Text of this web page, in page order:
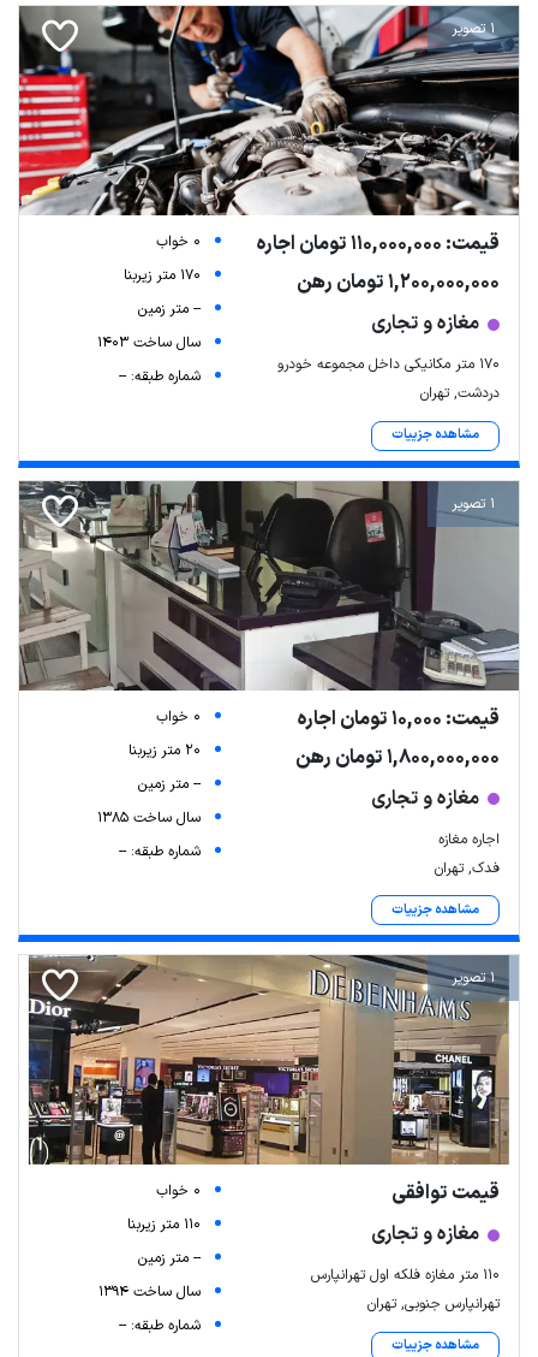
1 تصویر
قیمت: 110,000,000 تومان اجاره
1,200,000,000 تومان رهن
مغازه و تجاری
۱۷۰ متر مکانیکی داخل مجموعه خودرو
دردشت, تهران
مشاهده جزییات
0 خواب
170 متر زیربنا
-- متر زمین
سال ساخت 1403
شماره طبقه: --
1 تصویر
قیمت: 10,000 تومان اجاره
1,800,000,000 تومان رهن
مغازه و تجاری
اجاره مغازه
فدک, تهران
مشاهده جزییات
0 خواب
20 متر زیربنا
-- متر زمین
سال ساخت 1385
شماره طبقه: --
1 تصویر
قیمت توافقی
مغازه و تجاری
110 متر مغازه فلکه اول‌ تهرانپارس
تهرانپارس جنوبی, تهران
مشاهده جزییات
0 خواب
110 متر زیربنا
-- متر زمین
سال ساخت 1394
شماره طبقه: --